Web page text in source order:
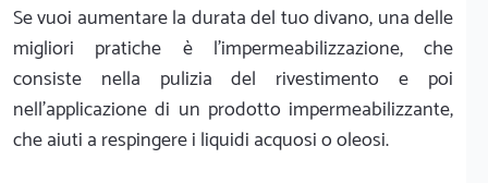
Se vuoi aumentare la durata del tuo divano, una delle
migliori pratiche è l'impermeabilizzazione, che
consiste nella pulizia del rivestimento e poi
nell’applicazione di un prodotto impermeabilizzante,
che aiuti a respingere i liquidi acquosi o oleosi.